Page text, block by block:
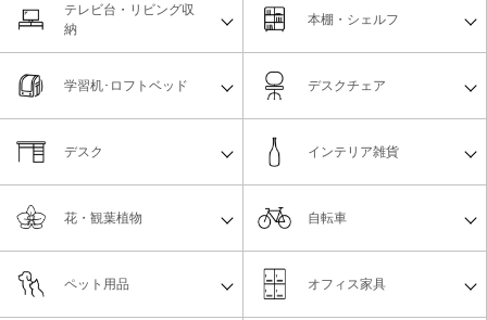
テレビ台・リビング収
納
本棚・シェルフ
学習机･ロフトベッド デスクチェア
デスク インテリア雑貨
花・観葉植物 自転車
ペット用品 オフィス家具